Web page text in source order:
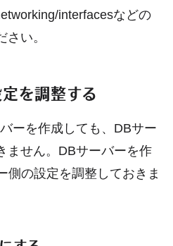
interfacesなどの
い。
を調整する
ーを作成しても、DBサー
ません。DBサーバーを作
側の設定を調整しておきま